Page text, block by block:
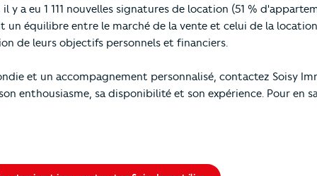
a eu 1 111 nouvelles signatures de location (51 %
un équilibre entre le marché de la vente et celui de la
de leurs objectifs personnels et financiers.
et un accompagnement personnalisé, contactez Soisy
enthousiasme, sa disponibilité et son expérience. Pour en